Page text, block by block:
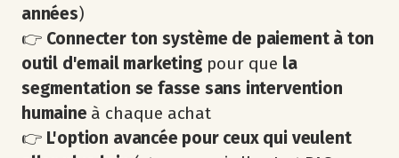
années)
👉 Connecter ton système de paiement à ton
outil d'email marketing pour que la
segmentation se fasse sans intervention
humaine à chaque achat
👉 L'option avancée pour ceux qui veulent